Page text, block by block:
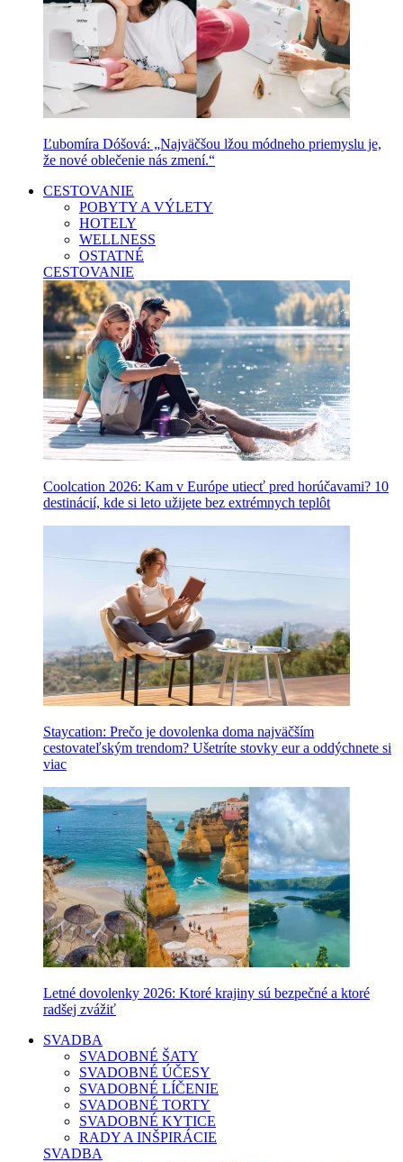
Ľubomíra Dóšová: „Najväčšou lžou módneho priemyslu je,
že nové oblečenie nás zmení.“
CESTOVANIE
POBYTY A VÝLETY
HOTELY
WELLNESS
OSTATNÉ
CESTOVANIE
Coolcation 2026: Kam v Európe utiecť pred horúčavami? 10
destinácií, kde si leto užijete bez extrémnych teplôt
Staycation: Prečo je dovolenka doma najväčším
cestovateľským trendom? Ušetríte stovky eur a oddýchnete si
viac
Letné dovolenky 2026: Ktoré krajiny sú bezpečné a ktoré
radšej zvážiť
SVADBA
SVADOBNÉ ŠATY
SVADOBNÉ ÚČESY
SVADOBNÉ LÍČENIE
SVADOBNÉ TORTY
SVADOBNÉ KYTICE
RADY A INŠPIRÁCIE
SVADBA